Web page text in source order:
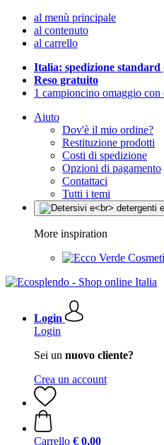
al menù principale
al contenuto
al carrello
Italia: spedizione standard
Reso gratuito
1 campioncino omaggio
Aiuto
Dov'è il mio ordine?
Restituzione prodotti
Costi di spedizione
Opzioni di pagamento
Contattaci
Tutti i temi
More inspiration
Login
Login
Sei un nuovo cliente?
Crea un account
Carrello € 0,00